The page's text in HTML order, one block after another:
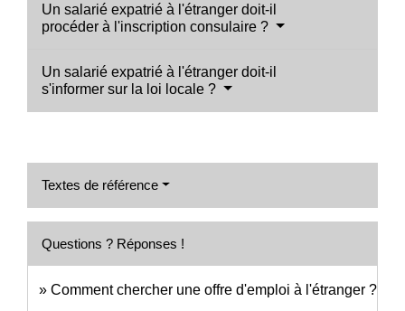
Un salarié expatrié à l'étranger doit-il
procéder à l'inscription consulaire ?
Un salarié expatrié à l'étranger doit-il
s'informer sur la loi locale ?
Textes de référence
Questions ? Réponses !
Comment chercher une offre d'emploi à l'étranger ?